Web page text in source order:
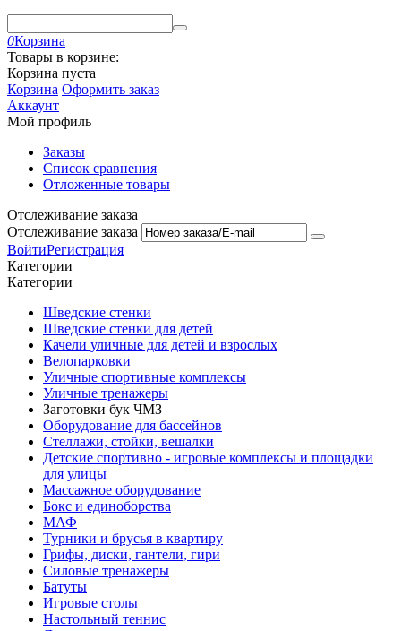
0Корзина
Товары в корзине:
Корзина пуста
Корзина Оформить заказ
Аккаунт
Мой профиль
Заказы
Список сравнения
Отложенные товары
Отслеживание заказа
Отслеживание заказа
ВойтиРегистрация
Категории
Категории
Шведские стенки
Шведские стенки для детей
Качели уличные для детей и взрослых
Велопарковки
Уличные спортивные комплексы
Уличные тренажеры
Заготовки бук ЧМЗ
Оборудование для бассейнов
Стеллажи, стойки, вешалки
Детские спортивно - игровые комплексы и площадки
для улицы
Массажное оборудование
Бокс и единоборства
МАФ
Турники и брусья в квартиру
Грифы, диски, гантели, гири
Силовые тренажеры
Батуты
Игровые столы
Настольный теннис